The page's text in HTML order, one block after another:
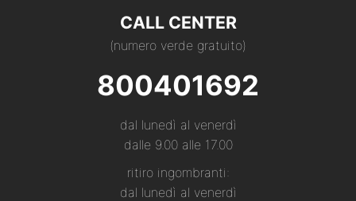
CALL CENTER
(numero verde gratuito)
800401692
dal lunedì al venerdì
dalle 9.00 alle 17.00
ritiro ingombranti:
dal lunedì al venerdì